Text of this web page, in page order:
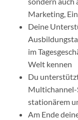
Marketing,
Deine
im
Welt kennen
Du
Multichannel-
stationärem
Am Ende